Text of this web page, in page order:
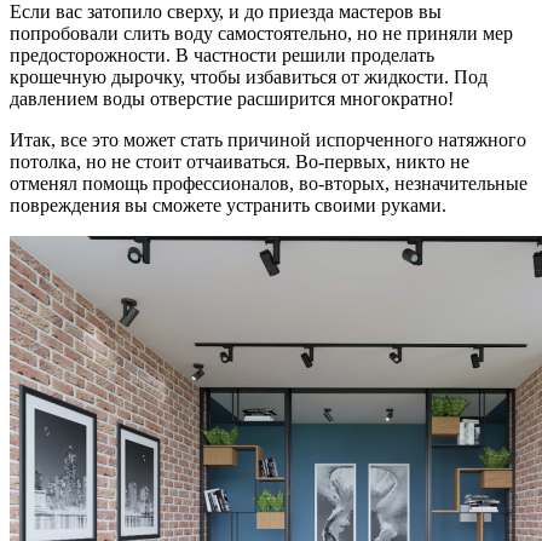
Если вас затопило сверху, и до приезда мастеров вы
попробовали слить воду самостоятельно, но не приняли мер
предосторожности. В частности решили проделать
крошечную дырочку, чтобы избавиться от жидкости. Под
давлением воды отверстие расширится многократно!
Итак, все это может стать причиной испорченного натяжного
потолка, но не стоит отчаиваться. Во-первых, никто не
отменял помощь профессионалов, во-вторых, незначительные
повреждения вы сможете устранить своими руками.